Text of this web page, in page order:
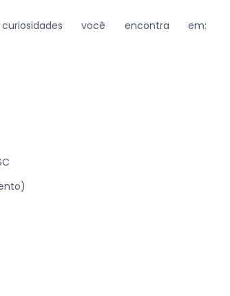
você encontra em: